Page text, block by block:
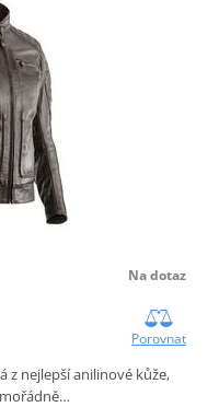
Na dotaz
Porovnat
z nejlepší anilinové kůže,